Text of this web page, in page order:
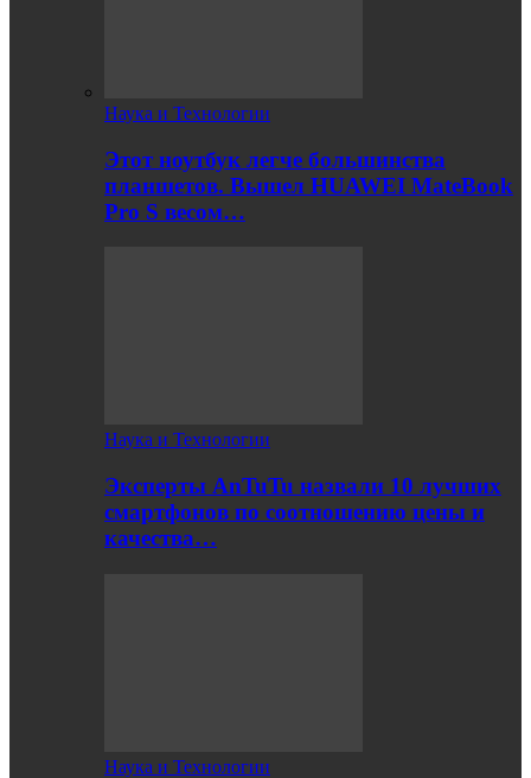
Наука и Технологии
Этот ноутбук легче большинства
планшетов. Вышел HUAWEI MateBook
Pro S весом…
Наука и Технологии
Эксперты AnTuTu назвали 10 лучших
смартфонов по соотношению цены и
качества…
Наука и Технологии